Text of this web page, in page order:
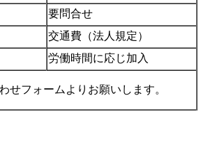
要問合せ
交通費（法人規定）
労働時間に応じ加入
せフォームよりお願いします。